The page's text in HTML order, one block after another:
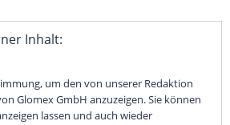
Inhalt:
um den von unserer Redaktion
Glomex GmbH anzuzeigen. Sie können
lassen und auch wieder